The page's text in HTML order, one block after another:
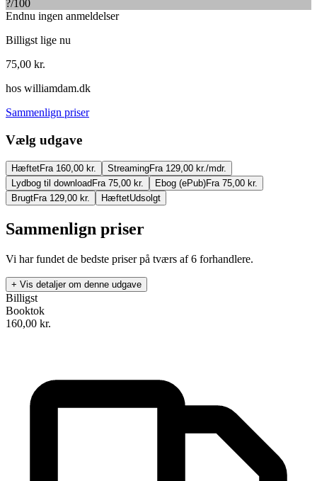
?/100
Endnu ingen anmeldelser
Billigst lige nu
75,00 kr.
hos williamdam.dk
Sammenlign priser
Vælg udgave
HæftetFra 160,00 kr. StreamingFra 129,00 kr./mdr.
Lydbog til download Fra 75,00 kr. Ebog (ePub)Fra 75,00 kr.
BrugtFra 129,00 kr. HæftetUdsolgt
Sammenlign priser
Vi har fundet de bedste priser på tværs af 6 forhandlere.
+ Vis detaljer om denne udgave
Vejen til indre ro i en travl hverdag
Billigst
Booktok
160,00 kr.